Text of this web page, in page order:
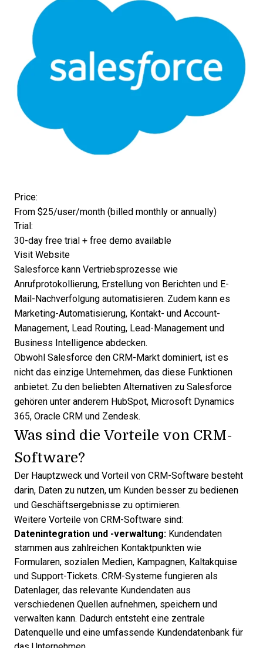
Opens new window
Price:
From $25/user/month (billed monthly or annually)
Trial:
30-day free trial + free demo available
Visit WebsiteOpens new window
Salesforce kann Vertriebsprozesse wie
Anrufprotokollierung, Erstellung von Berichten und E-
Mail-Nachverfolgung automatisieren. Zudem kann es
Marketing-Automatisierung, Kontakt- und Account-
Management, Lead Routing, Lead-Management und
Business Intelligence abdecken.
Obwohl Salesforce den CRM-Markt dominiert, ist es
nicht das einzige Unternehmen, das diese Funktionen
anbietet. Zu den beliebten Alternativen zu Salesforce
gehören unter anderem HubSpot, Microsoft Dynamics
365, Oracle CRM und Zendesk.
Was sind die Vorteile von CRM-
Software?
Der Hauptzweck und Vorteil von CRM-Software besteht
darin, Daten zu nutzen, um Kunden besser zu bedienen
und Geschäftsergebnisse zu optimieren.
Weitere Vorteile von CRM-Software sind:
Datenintegration und -verwaltung: Kundendaten
stammen aus zahlreichen Kontaktpunkten wie
Formularen, sozialen Medien, Kampagnen, Kaltakquise
und Support-Tickets. CRM-Systeme fungieren als
Datenlager, das relevante Kundendaten aus
verschiedenen Quellen aufnehmen, speichern und
verwalten kann. Dadurch entsteht eine zentrale
Datenquelle und eine umfassende Kundendatenbank für